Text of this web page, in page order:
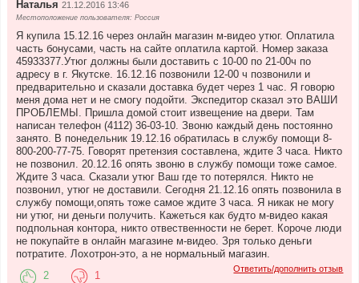
Наталья 21.12.2016 13:46
Местоположение пользователя: Россия
Я купила 15.12.16 через онлайн магазин м-видео утюг. Оплатила
часть бонусами, часть на сайте оплатила картой. Номер заказа
45933377.Утюг должны были доставить с 10-00 по 21-00ч по
адресу в г. Якутске. 16.12.16 позвонили 12-00 ч позвонили и
предварительно и сказали доставка будет через 1 час. Я говорю
меня дома нет и не смогу подойти. Экспедитор сказал это ВАШИ
ПРОБЛЕМЫ. Пришла домой стоит извещение на двери. Там
написан телефон (4112) 36-03-10. Звоню каждый день постоянно
занято. В понедельник 19.12.16 обратилась в службу помощи 8-
800-200-77-75. Говорят претензия составлена, ждите 3 часа. Никто
не позвонил. 20.12.16 опять звоню в службу помощи тоже самое.
Ждите 3 часа. Сказали утюг Ваш где то потерялся. Никто не
позвонил, утюг не доставили. Сегодня 21.12.16 опять позвонила в
службу помощи,опять тоже самое ждите 3 часа. Я никак не могу
ни утюг, ни деньги получить. Кажеться как будто м-видео какая
подпольная контора, никто отвественности не берет. Короче люди
не покупайте в онлайн магазине м-видео. Зря только деньги
потратите. Лохотрон-это, а не нормальный магазин.
Ответить/дополнить отзыв
2 1